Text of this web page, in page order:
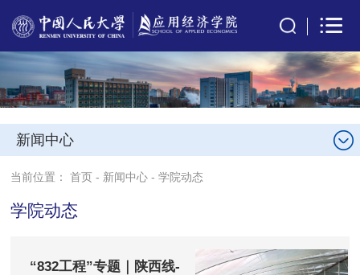
新闻中心
当前位置：首页 - 新闻中心 -学院动态
学院动态
“832工程”专题｜陕西线-